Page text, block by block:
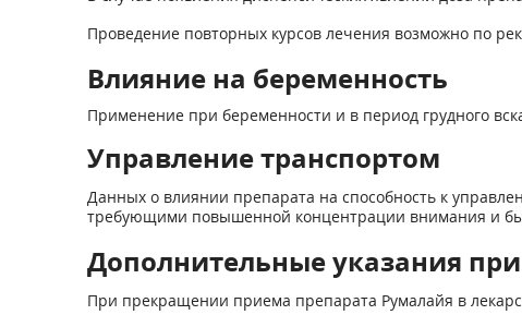
Проведение повторных курсов лечения возможно по
Влияние на беременность
Применение при беременности и в период грудного
Управление транспортом
Данных о влиянии препарата на способность к
требующими повышенной концентрации внимания и
Дополнительные указания
При прекращении приема препарата Румалайя в